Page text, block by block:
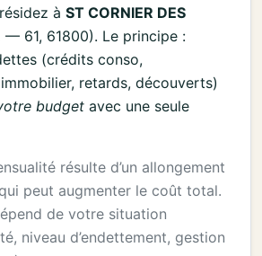
à ST CORNIER DES
— 61, 61800). Le principe :
(crédits conso,
retards, découverts)
budget avec une seule
résulte d’un allongement
peut augmenter le coût total.
de votre situation
niveau d’endettement, gestion